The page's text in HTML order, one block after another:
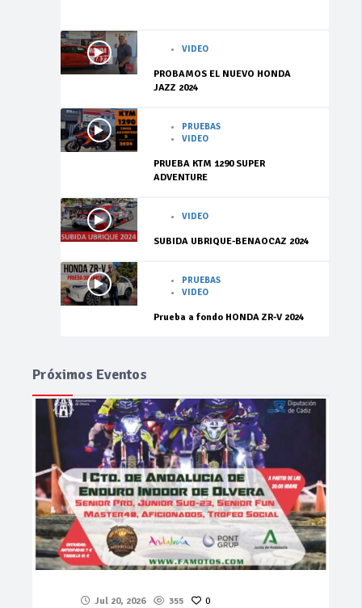
VIDEO
PROBAMOS EL NUEVO HONDA
JAZZ 2024
PRUEBAS
VIDEO
PRUEBA KTM 1290 SUPER
ADVENTURE
VIDEO
SUBIDA UBRIQUE-BENAOCAZ 2024
PRUEBAS
VIDEO
Prueba a fondo HONDA ZR-V 2024
Próximos Eventos
Jul 20, 2026 355 0